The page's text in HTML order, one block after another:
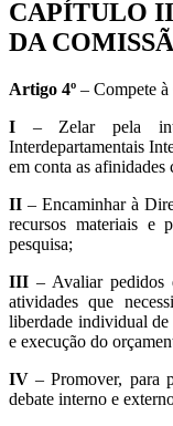
CAPÍTULO
DA
Artigo 4º – Compete à
I – Zelar pela
Interdepartamentais
em conta as afinidades
II – Encaminhar à
recursos materiais e
pesquisa;
III – Avaliar pedidos
atividades que
liberdade individual de
e execução do
IV – Promover, para
debate interno e